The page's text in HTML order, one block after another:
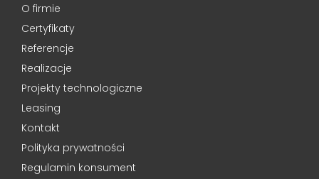
O firmie
Certyfikaty
Referencje
Realizacje
Projekty technologiczne
Leasing
Kontakt
Polityka prywatności
Regulamin konsument